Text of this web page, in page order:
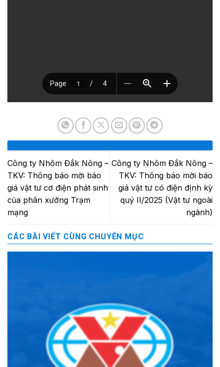
Công ty Nhôm Đắk Nông –
TKV: Thông báo mời báo
giá vật tư cơ điện phát sinh
của phân xưởng Trạm
mạng
Công ty Nhôm Đắk Nông –
TKV: Thông báo mời báo
giá vật tư có điện định kỳ
quý II/2025 (Vật tư ngoài
ngành)
CÁC BÀI VIẾT CÙNG CHUYÊN MỤC